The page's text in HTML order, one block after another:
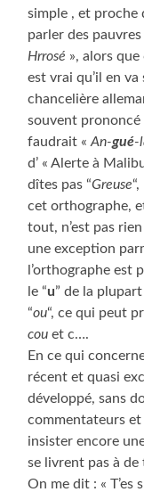
simple , et proche
parler des pauvres
Hrrosé », alors que
est vrai qu’il en
chancelière
souvent
faudrait «An-gué-
d’ « Alerte à
dîtes pas “Greuse
cet orthographe,
tout, n’est pas
une exception
l’orthographe est
le “u” de la
“ou“, ce qui peut
cou et c….
En ce qui
récent et quasi
développé, sans
commentateurs
insister encore
se livrent pas à
On me dit : « T’es